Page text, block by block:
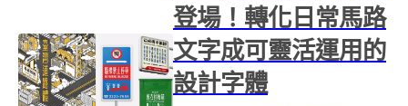
登場！轉化日常馬路
文字成可靈活運用的
設計字體